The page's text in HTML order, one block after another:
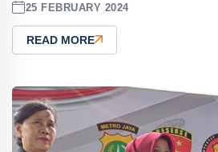
25 FEBRUARY 2024
READ MORE